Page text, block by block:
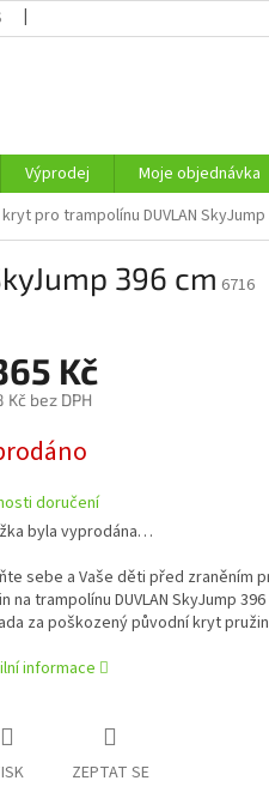
Výprodej Moje objednávka
pro trampolínu DUVLAN SkyJump
396 cm 6716
Kč
Kč bez DPH
doručení
byla vyprodána…
sebe a Vaše děti před zraněním
na trampolínu DUVLAN SkyJump
za poškozený původní kryt
informace
ZEPTAT SE